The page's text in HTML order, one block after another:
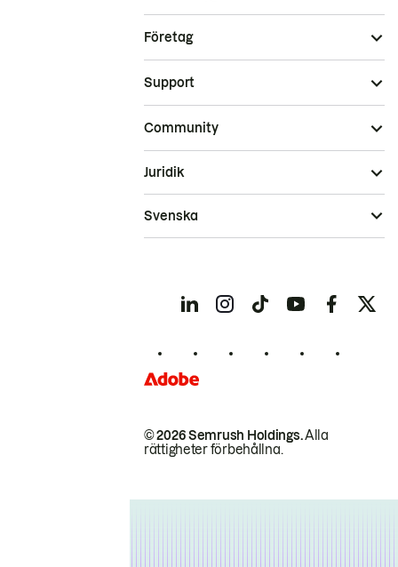
Företag
Support
Community
© 2026 Semrush Holdings.Alla
rättigheter förbehållna.
Juridik
Svenska